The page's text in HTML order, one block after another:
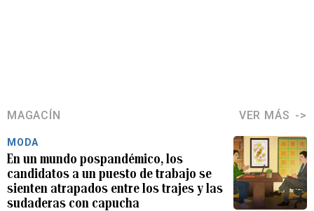
MAGACÍN VER MÁS
MODA
En un mundo pospandémico, los
candidatos a un puesto de trabajo se
sienten atrapados entre los trajes y las
sudaderas con capucha